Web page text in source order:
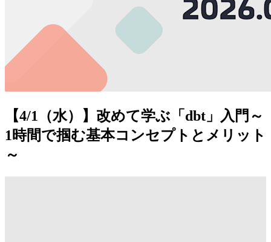
【4/1（水）】改めて学ぶ「dbt」入門～
1時間で掴む基本コンセプトとメリット
～